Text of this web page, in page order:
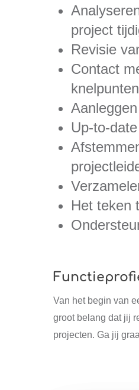
project
Revisie
Contact
knelpunten
Up-to-
Het teken
Van het begin van
groot belang dat jij
projecten. Ga jij